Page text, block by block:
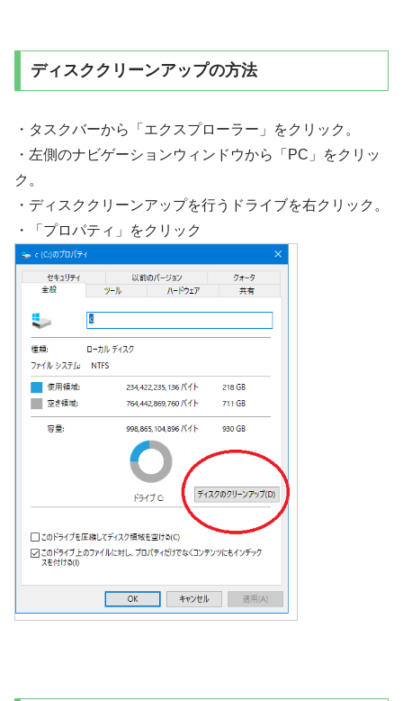
ディスククリーンアップの方法
・タスクバーから「エクスプローラー」をクリック。
・左側のナビゲーションウィンドウから「PC」をクリッ
ク。
・ディスククリーンアップを行うドライブを右クリック。
・「プロパティ」をクリック